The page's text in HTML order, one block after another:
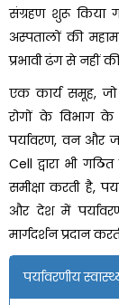
पर्यावरणीय
संग्रहण शुरू किया
अस्पतालों की
प्रभावी ढंग से नहीं
एक कार्य समूह, जो
रोगों के विभाग के
पर्यावरण, वन और
Cell द्वारा भी
समीक्षा करती है,
और देश में
मार्गदर्शन प्रदान